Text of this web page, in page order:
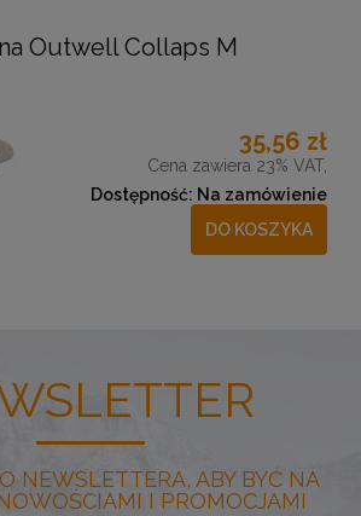
Outwell Collaps M
35,56 zł
Cena zawiera 23% VAT,
Dostępność: Na zamówienie
DO KOSZYKA
NEWSLETTERA, ABY BYĆ NA
I PROMOCJAMI